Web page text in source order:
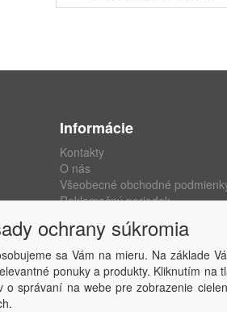
Informácie
Kontakty
O nás
Všeobecné obchodné
Reklamačný poriadok
Nastavenie súkromia
Odstúpenie od zmluvy
ochrany súkromia
sa Vám na mieru. Na základe
ponuky a produkty. Kliknutím na
o správaní na webe pre zobrazenie